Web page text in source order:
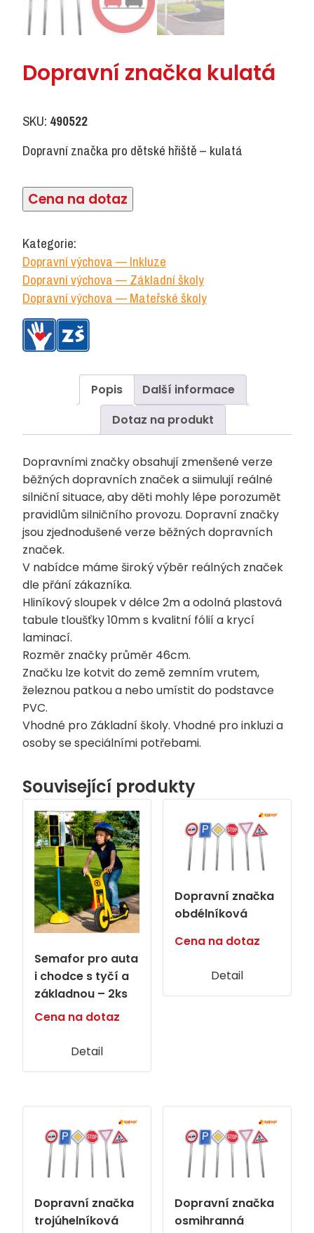
Dopravní značka kulatá
SKU: 490522
Dopravní značka pro dětské hřiště – kulatá
Cena na dotaz
Kategorie:
Dopravní výchova — Inkluze
Dopravní výchova — Základní školy
Dopravní výchova — Mateřské školy
Popis
Další informace
Dotaz na produkt
Dopravními značky obsahují zmenšené verze
běžných dopravních značek a siimulují reálné
silniční situace, aby děti mohly lépe porozumět
pravidlům silničního provozu. Dopravní značky
jsou zjednodušené verze běžných dopravních
značek.
V nabídce máme široký výběr reálných značek
dle přání zákazníka.
Hliníkový sloupek v délce 2m a odolná plastová
tabule tloušťky 10mm s kvalitní fólií a krycí
laminací.
Rozměr značky průměr 46cm.
Značku lze kotvit do země zemním vrutem,
železnou patkou a nebo umístit do podstavce
PVC.
Vhodné pro Základní školy. Vhodné pro inkluzi a
osoby se speciálními potřebami.
Související produkty
Semafor pro auta
i chodce s tyčí a
základnou – 2ks
Cena na dotaz
Detail
Dopravní značka
obdélníková
Cena na dotaz
Detail
Dopravní značka
trojúhelníková
Dopravní značka
osmihranná